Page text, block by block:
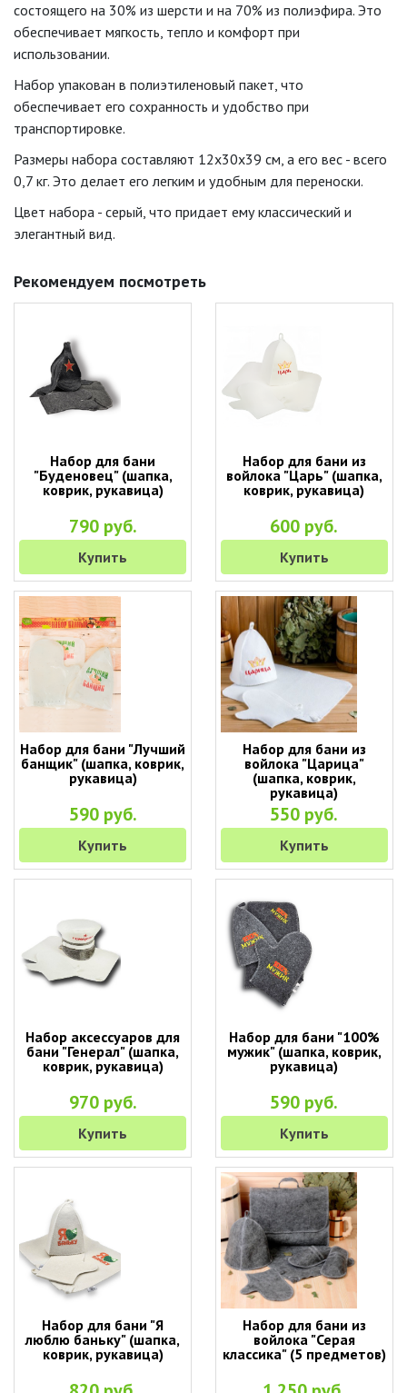
состоящего на 30% из шерсти и на 70% из полиэфира. Это
обеспечивает мягкость, тепло и комфорт при
использовании.
Набор упакован в полиэтиленовый пакет, что
обеспечивает его сохранность и удобство при
транспортировке.
Размеры набора составляют 12х30х39 см, а его вес - всего
0,7 кг. Это делает его легким и удобным для переноски.
Цвет набора - серый, что придает ему классический и
элегантный вид.
Рекомендуем посмотреть
Набор для бани
"Буденовец" (шапка,
коврик, рукавица)
790 руб.
Купить
Набор для бани из
войлока "Царь" (шапка,
коврик, рукавица)
600 руб.
Купить
Набор для бани "Лучший
банщик" (шапка, коврик,
рукавица)
590 руб.
Купить
Набор для бани из
войлока "Царица"
(шапка, коврик,
рукавица)
550 руб.
Купить
Набор аксессуаров для
бани "Генерал" (шапка,
коврик, рукавица)
970 руб.
Купить
Набор для бани "100%
мужик" (шапка, коврик,
рукавица)
590 руб.
Купить
Набор для бани "Я
люблю баньку" (шапка,
коврик, рукавица)
Набор для бани из
войлока "Серая
классика" (5 предметов)